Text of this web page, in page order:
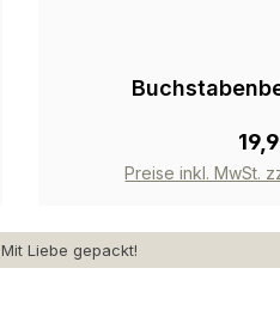
Preise inkl. MwSt.
Mit Liebe gepackt!